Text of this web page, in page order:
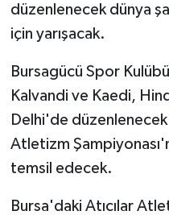
düzenlenecek dünya
için yarışacak.
Bursagücü Spor
Kalvandi ve Kaedi,
Delhi'de
Atletizm
temsil edecek.
Bursa'daki Atıcılar